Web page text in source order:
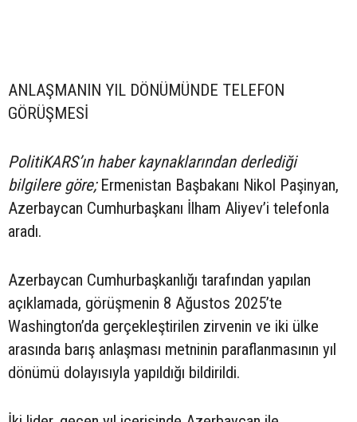
ANLAŞMANIN YIL DÖNÜMÜNDE TELEFON
GÖRÜŞMESİ
PolitiKARS’ın haber kaynaklarından derlediği
bilgilere göre;Ermenistan Başbakanı Nikol Paşinyan,
Azerbaycan Cumhurbaşkanı İlham Aliyev’i telefonla
aradı.
Azerbaycan Cumhurbaşkanlığı tarafından yapılan
açıklamada, görüşmenin 8 Ağustos 2025’te
Washington’da gerçekleştirilen zirvenin ve iki ülke
arasında barış anlaşması metninin paraflanmasının yıl
dönümü dolayısıyla yapıldığı bildirildi.